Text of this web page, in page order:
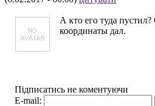
А кто его туда
координаты дал.
Підписатись не коментуючи
E-mail: